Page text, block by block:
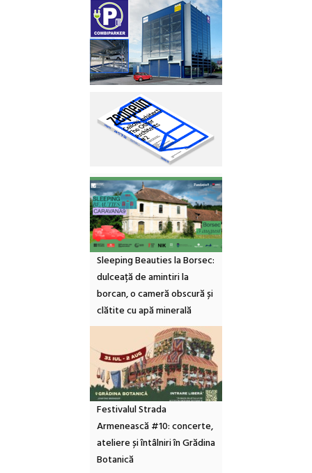
Sleeping Beauties la Borsec:
dulceață de amintiri la
borcan, o cameră obscură și
clătite cu apă minerală
Festivalul Strada
Armenească #10: concerte,
ateliere și întâlniri în Grădina
Botanică